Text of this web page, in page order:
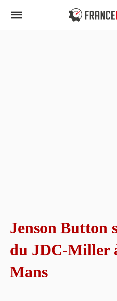
Jenson Button
du JDC-Miller
Mans